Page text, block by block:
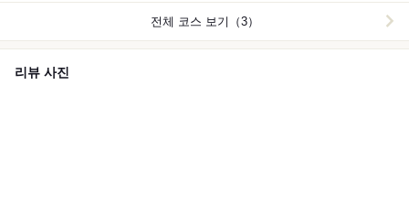
전체 코스 보기（3）
리뷰 사진